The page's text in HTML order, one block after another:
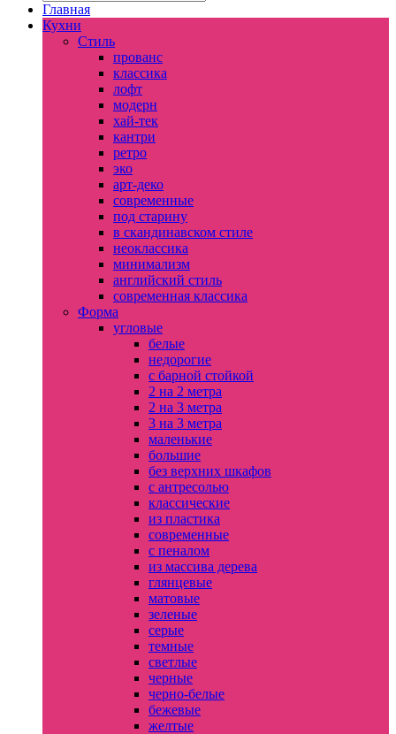
Главная
Кухни
Стиль
прованс
классика
лофт
модерн
хай-тек
кантри
ретро
эко
арт-деко
современные
под старину
в скандинавском стиле
неоклассика
минимализм
английский стиль
современная классика
Форма
угловые
белые
недорогие
с барной стойкой
2 на 2 метра
2 на 3 метра
3 на 3 метра
маленькие
большие
без верхних шкафов
с антресолью
классические
из пластика
современные
с пеналом
из массива дерева
глянцевые
матовые
зеленые
серые
темные
светлые
черные
черно-белые
бежевые
желтые